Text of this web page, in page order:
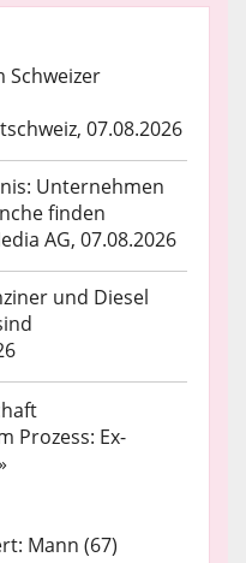
Schweizer
07.08.2026
Unternehmen
finden
AG, 07.08.2026
und Diesel
Prozess: Ex-
Mann (67)